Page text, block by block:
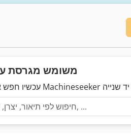
משומש מגרסת